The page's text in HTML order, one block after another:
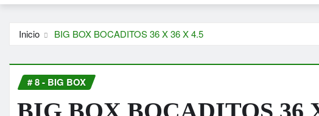
Inicio BIG BOX BOCADITOS 36 X 36 X 4.5
# 8 - BIG BOX